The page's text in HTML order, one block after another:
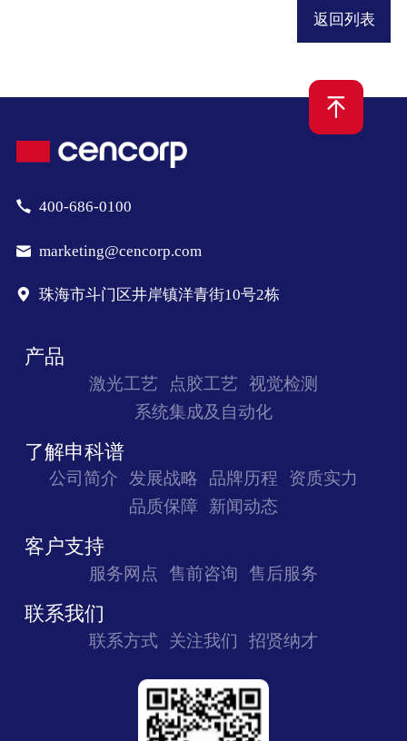
返回列表
400-686-0100
marketing@cencorp.com
珠海市斗门区井岸镇洋青街10号2栋
产品
激光工艺 点胶工艺
视觉检测
系统集成及自动化
了解申科谱
公司简介 发展战略 品牌历程
资质实力
品质保障
新闻动态
客户支持
服务网点 售前咨询 售后服务
联系我们
联系方式 关注我们 招贤纳才